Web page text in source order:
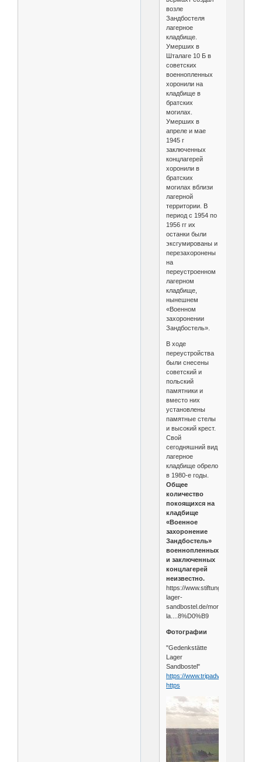
возле
Зандбостеля
лагерное
кладбище.
Умерших в
Шталаге 10 Б в
советских
военнопленных
хоронили на
кладбище в
братских
могилах.
Умерших в
апреле и мае
1945 г
заключенных
концлагерей
хоронили в
братских
могилах вблизи
лагерной
территории. В
период с 1954 по
1956 гг их
останки были
эксгумированы и
перезахоронены
на
переустроенном
лагерном
кладбище,
нынешнем
«Военном
захоронении
Зандбостель».
В ходе
переустройства
были снесены
советский и
польский
памятники и
вместо них
установлены
памятные стелы
и высокий крест.
Свой
сегодняшний вид
лагерное
кладбище обрело
в 1980-е годы.
Общее
количество
покоящихся на
кладбище
«Военное
захоронение
Зандбостель»
военнопленных
и заключенных
концлагерей
неизвестно.
https://www.stiftung-
lager-
sandbostel.de/more-
la....8%D0%B9
Фотографии
"Gedenkstätte
Lager
Sandbostel"
https://www.tripadvisor.ru/
https